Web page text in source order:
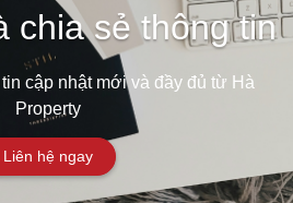
chia sẻ thông tin
cập nhật mới và đầy đủ từ Hà
Property
Liên hệ ngay